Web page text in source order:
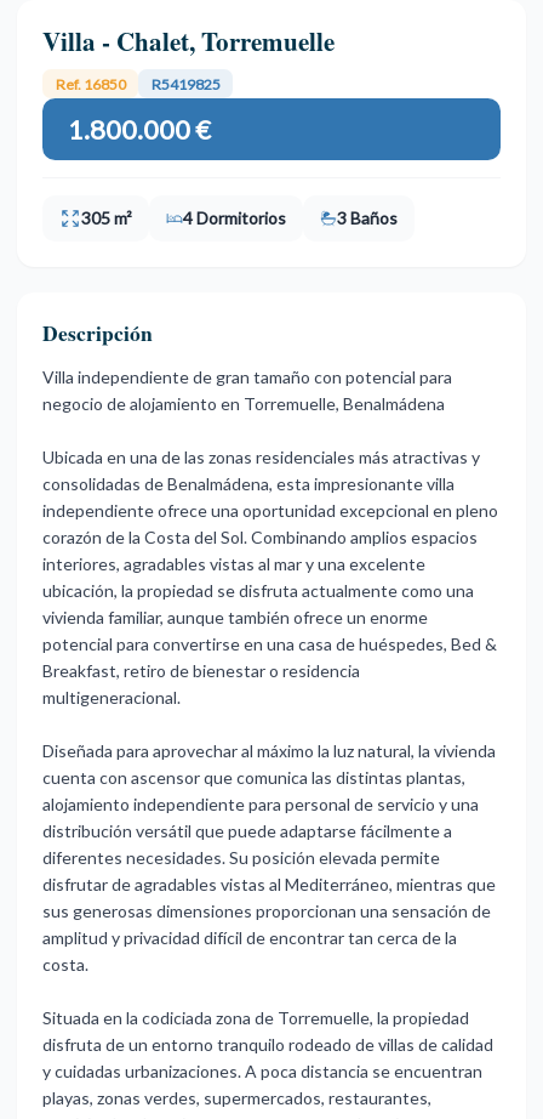
Villa - Chalet, Torremuelle
Ref. 16850 R5419825
1.800.000 €
305 m² 4 Dormitorios 3 Baños
Descripción
Villa independiente de gran tamaño con potencial para
negocio de alojamiento en Torremuelle, Benalmádena
Ubicada en una de las zonas residenciales más atractivas y
consolidadas de Benalmádena, esta impresionante villa
independiente ofrece una oportunidad excepcional en pleno
corazón de la Costa del Sol. Combinando amplios espacios
interiores, agradables vistas al mar y una excelente
ubicación, la propiedad se disfruta actualmente como una
vivienda familiar, aunque también ofrece un enorme
potencial para convertirse en una casa de huéspedes, Bed &
Breakfast, retiro de bienestar o residencia
multigeneracional.
Diseñada para aprovechar al máximo la luz natural, la vivienda
cuenta con ascensor que comunica las distintas plantas,
alojamiento independiente para personal de servicio y una
distribución versátil que puede adaptarse fácilmente a
diferentes necesidades. Su posición elevada permite
disfrutar de agradables vistas al Mediterráneo, mientras que
sus generosas dimensiones proporcionan una sensación de
amplitud y privacidad difícil de encontrar tan cerca de la
costa.
Situada en la codiciada zona de Torremuelle, la propiedad
disfruta de un entorno tranquilo rodeado de villas de calidad
y cuidadas urbanizaciones. A poca distancia se encuentran
playas, zonas verdes, supermercados, restaurantes,